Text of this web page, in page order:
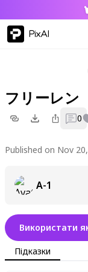
PixAI
フリーレン
0
Published on Nov
A-1
Використати
Підказки